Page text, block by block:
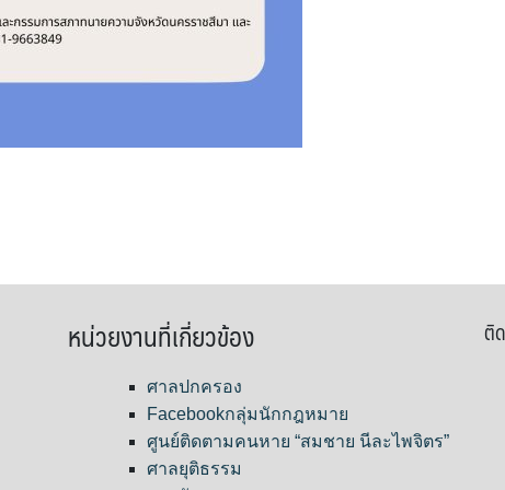
หน่วยงานที่เกี่ยวข้อง
ศาลปกครอง
Facebookกลุ่มนักกฎหมาย
ศูนย์ติดตามคนหาย “สมชาย นีละไพจิตร”
ศาลยุติธรรม
ติ